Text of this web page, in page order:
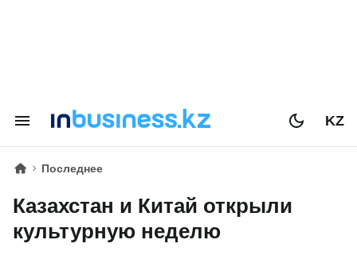
KZ
Последнее
Казахстан и Китай открыли
культурную неделю